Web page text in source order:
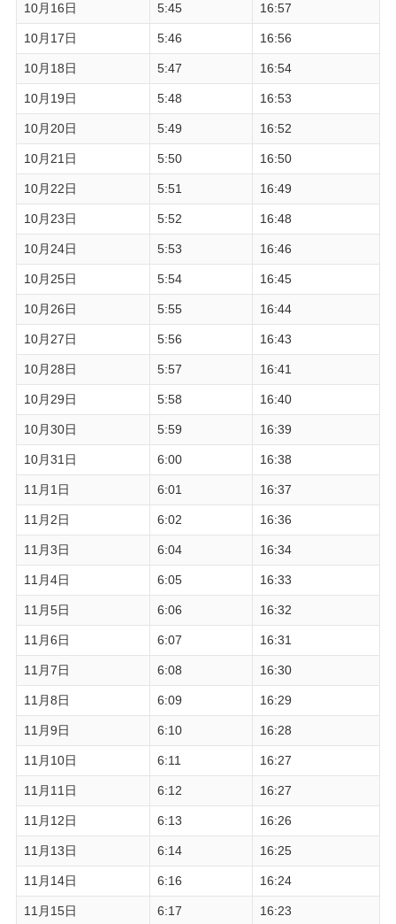
10月16日 5:45 16:57
10月17日 5:46 16:56
10月18日 5:47 16:54
10月19日 5:48 16:53
10月20日 5:49 16:52
10月21日 5:50 16:50
10月22日 5:51 16:49
10月23日 5:52 16:48
10月24日 5:53 16:46
10月25日 5:54 16:45
10月26日 5:55 16:44
10月27日 5:56 16:43
10月28日 5:57 16:41
10月29日 5:58 16:40
10月30日 5:59 16:39
10月31日 6:00 16:38
11月1日 6:01 16:37
11月2日 6:02 16:36
11月3日 6:04 16:34
11月4日 6:05 16:33
11月5日 6:06 16:32
11月6日 6:07 16:31
11月7日 6:08 16:30
11月8日 6:09 16:29
11月9日 6:10 16:28
11月10日 6:11 16:27
11月11日 6:12 16:27
11月12日 6:13 16:26
11月13日 6:14 16:25
11月14日 6:16 16:24
11月15日 6:17 16:23